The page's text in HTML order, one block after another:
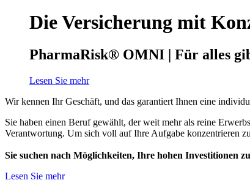
Die Versicherung mit
PharmaRisk® OMNI | Für alles
Lesen Sie mehr
Wir kennen Ihr Geschäft, und das garantiert Ihnen eine
Sie haben einen Beruf gewählt, der weit mehr als reine
Verantwortung. Um sich voll auf Ihre Aufgabe konzentrieren
Sie suchen nach Möglichkeiten, Ihre hohen Investitionen
Lesen Sie mehr